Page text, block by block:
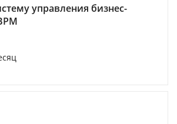
управления бизнес-